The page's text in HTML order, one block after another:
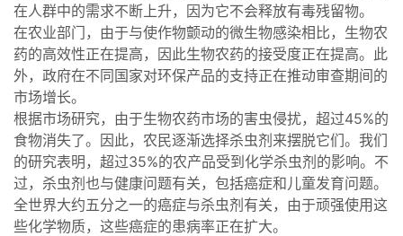
在人群中的需求不断上升，因为它不会释放有毒残留物。
在农业部门，由于与使作物颤动的微生物感染相比，生物农
药的高效性正在提高，因此生物农药的接受度正在提高。此
外，政府在不同国家对环保产品的支持正在推动审查期间的
市场增长。
根据市场研究，由于生物农药市场的害虫侵扰，超过45%的
食物消失了。因此，农民逐渐选择杀虫剂来摆脱它们。我们
的研究表明，超过35%的农产品受到化学杀虫剂的影响。不
过，杀虫剂也与健康问题有关，包括癌症和儿童发育问题。
全世界大约五分之一的癌症与杀虫剂有关，由于顽强使用这
些化学物质，这些癌症的患病率正在扩大。